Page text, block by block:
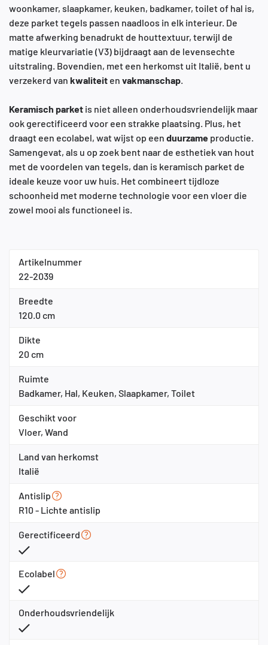
woonkamer, slaapkamer, keuken, badkamer, toilet of hal is,
deze parket tegels passen naadloos in elk interieur. De
matte afwerking benadrukt de houttextuur, terwijl de
matige kleurvariatie (V3) bijdraagt aan de levensechte
uitstraling. Bovendien, met een herkomst uit Italië, bent u
verzekerd van kwaliteit en vakmanschap.
Keramisch parket is niet alleen onderhoudsvriendelijk maar
ook gerectificeerd voor een strakke plaatsing. Plus, het
draagt een ecolabel, wat wijst op een duurzame productie.
Samengevat, als u op zoek bent naar de esthetiek van hout
met de voordelen van tegels, dan is keramisch parket de
ideale keuze voor uw huis. Het combineert tijdloze
schoonheid met moderne technologie voor een vloer die
zowel mooi als functioneel is.
Artikelnummer
22-2039
Breedte
120.0 cm
Dikte
20 cm
Ruimte
Badkamer, Hal, Keuken, Slaapkamer, Toilet
Geschikt voor
Vloer, Wand
Land van herkomst
Italië
Antislip
R10 - Lichte antislip
Gerectificeerd
Ecolabel
Onderhoudsvriendelijk